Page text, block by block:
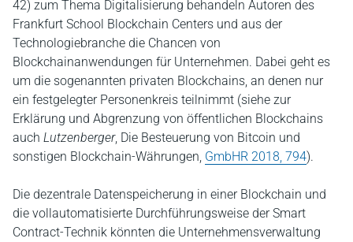
42) zum Thema Digitalisierung behandeln Autoren des
Frankfurt School Blockchain Centers und aus der
Technologiebranche die Chancen von
Blockchainanwendungen für Unternehmen. Dabei geht es
um die sogenannten privaten Blockchains, an denen nur
ein festgelegter Personenkreis teilnimmt (siehe zur
Erklärung und Abgrenzung von öffentlichen Blockchains
auch Lutzenberger, Die Besteuerung von Bitcoin und
sonstigen Blockchain-Währungen, GmbHR 2018, 794).
Die dezentrale Datenspeicherung in einer Blockchain und
die vollautomatisierte Durchführungsweise der Smart
Contract-Technik könnten die Unternehmensverwaltung